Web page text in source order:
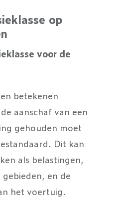
op
voor de
betekenen
aanschaf van een
gehouden moet
Dit kan
als belastingen,
en de
het voertuig.